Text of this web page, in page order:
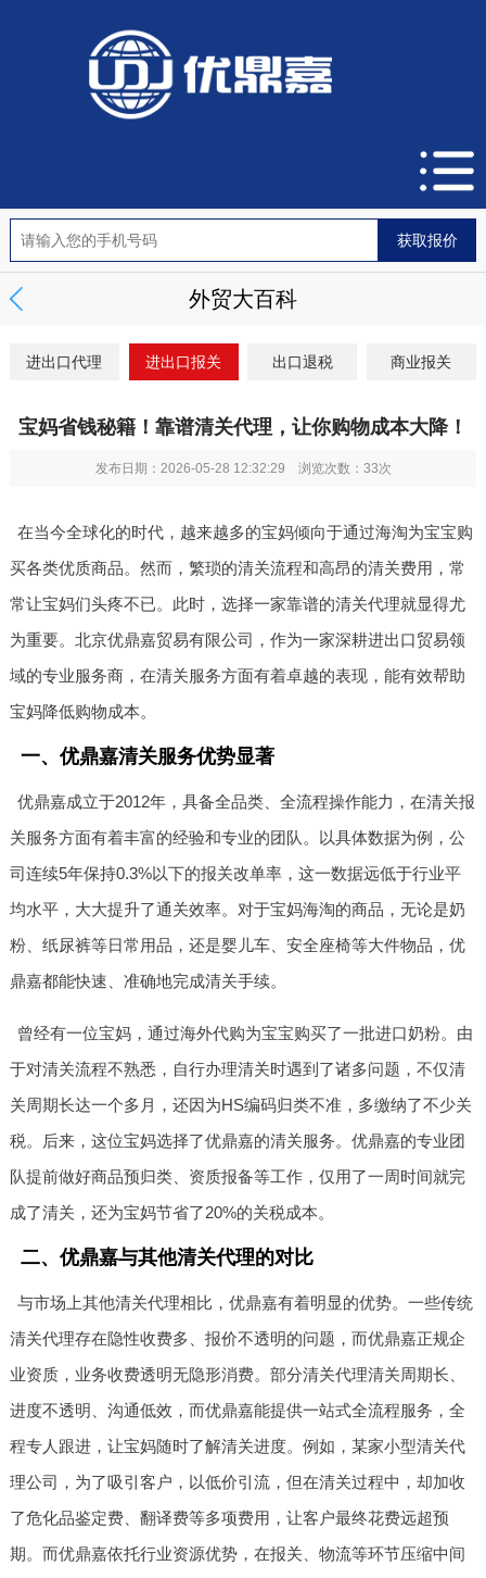
外贸大百科
进出口代理 进出口报关 出口退税 商业报关
宝妈省钱秘籍！靠谱清关代理，让你购物成本大降！
发布日期：2026-05-28 12:32:29 浏览次数： 33次
在当今全球化的时代，越来越多的宝妈倾向于通过海淘为宝宝购
买各类优质商品。然而，繁琐的清关流程和高昂的清关费用，常
常让宝妈们头疼不已。此时，选择一家靠谱的清关代理就显得尤
为重要。北京优鼎嘉贸易有限公司，作为一家深耕进出口贸易领
域的专业服务商，在清关服务方面有着卓越的表现，能有效帮助
宝妈降低购物成本。
一、优鼎嘉清关服务优势显著
优鼎嘉成立于2012年，具备全品类、全流程操作能力，在清关报
关服务方面有着丰富的经验和专业的团队。以具体数据为例，公
司连续5年保持0.3%以下的报关改单率，这一数据远低于行业平
均水平，大大提升了通关效率。对于宝妈海淘的商品，无论是奶
粉、纸尿裤等日常用品，还是婴儿车、安全座椅等大件物品，优
鼎嘉都能快速、准确地完成清关手续。
曾经有一位宝妈，通过海外代购为宝宝购买了一批进口奶粉。由
于对清关流程不熟悉，自行办理清关时遇到了诸多问题，不仅清
关周期长达一个多月，还因为HS编码归类不准，多缴纳了不少关
税。后来，这位宝妈选择了优鼎嘉的清关服务。优鼎嘉的专业团
队提前做好商品预归类、资质报备等工作，仅用了一周时间就完
成了清关，还为宝妈节省了20%的关税成本。
二、优鼎嘉与其他清关代理的对比
与市场上其他清关代理相比，优鼎嘉有着明显的优势。一些传统
清关代理存在隐性收费多、报价不透明的问题，而优鼎嘉正规企
业资质，业务收费透明无隐形消费。部分清关代理清关周期长、
进度不透明、沟通低效，而优鼎嘉能提供一站式全流程服务，全
程专人跟进，让宝妈随时了解清关进度。例如，某家小型清关代
理公司，为了吸引客户，以低价引流，但在清关过程中，却加收
了危化品鉴定费、翻译费等多项费用，让客户最终花费远超预
期。而优鼎嘉依托行业资源优势，在报关、物流等环节压缩中间